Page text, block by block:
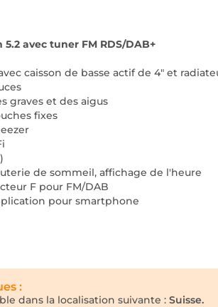
avec tuner FM RDS/DAB+
caisson de basse actif de 4" et
graves et des aigus
fixes
de sommeil, affichage de l'heure
F pour FM/DAB
pour smartphone
:
dans la localisation suivante : Suisse.